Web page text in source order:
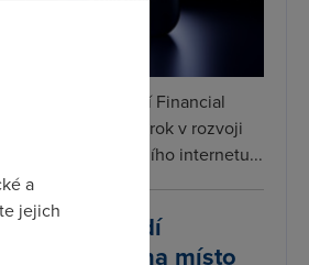
podle informací Financial
připravuje další krok v rozvoji
Vedle satelitního internetu...
zavádí
jména místo
a
jejich